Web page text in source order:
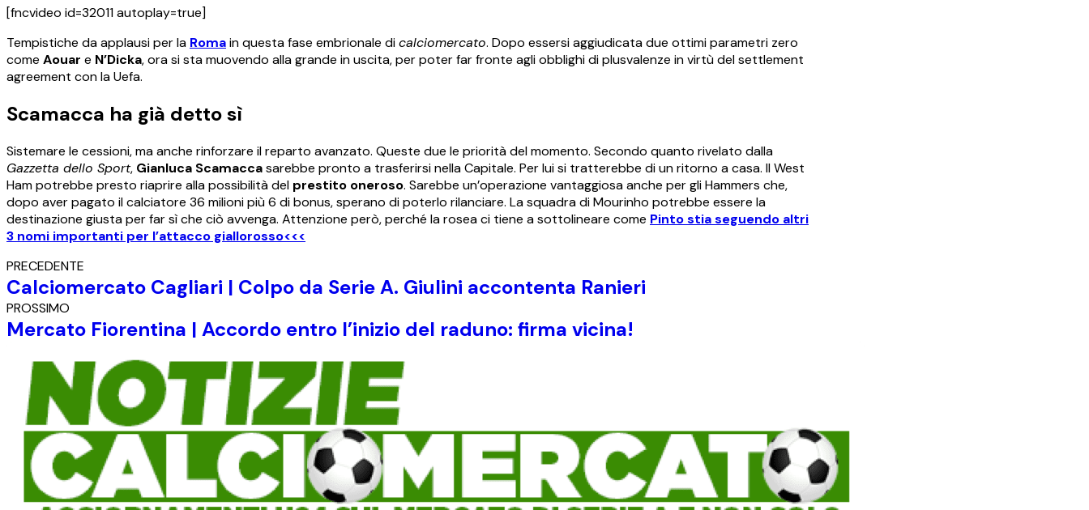
[fncvideo id=32011 autoplay=true]
Tempistiche da applausi per la Romain questa fase embrionale dicalciomercato. Dopo essersi aggiudicata due ottimi parametri zero
come Aouar e N’Dicka, ora si sta muovendo alla grande in uscita, per poter far fronte agli obblighi di plusvalenze in virtù del settlement
agreement con la Uefa.
Scamacca ha già detto sì
Sistemare le cessioni, ma anche rinforzare il reparto avanzato. Queste due le priorità del momento. Secondo quanto rivelato dalla
Gazzetta dello Sport, Gianluca Scamaccasarebbe pronto a trasferirsi nella Capitale. Per lui si tratterebbe di un ritorno a casa. Il West
Ham potrebbe presto riaprire alla possibilità del prestito oneroso. Sarebbe un’operazione vantaggiosa anche per gli Hammers che,
dopo aver pagato il calciatore 36 milioni più 6 di bonus, sperano di poterlo rilanciare. La squadra di Mourinho potrebbe essere la
destinazione giusta per far sì che ciò avvenga. Attenzione però, perché la rosea ci tiene a sottolineare come Pinto stia seguendo altri
3 nomi importanti per l’attacco giallorosso<<<
PRECEDENTE
Calciomercato Cagliari | Colpo da Serie A. Giulini accontenta Ranieri
PROSSIMO
Mercato Fiorentina | Accordo entro l’inizio del raduno: firma vicina!